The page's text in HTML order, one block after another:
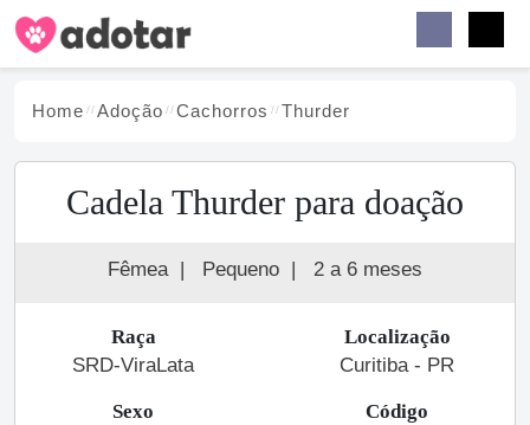
Home Adoção Cachorros Thurder
Cadela Thurder para doação
Fêmea | Pequeno | 2 a 6 meses
Raça
SRD-ViraLata
Localização
Curitiba - PR
Sexo
Código